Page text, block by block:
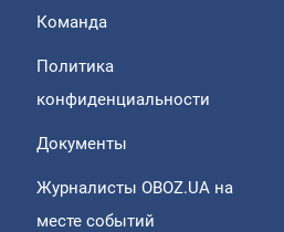
Команда
Политика
конфиденциальности
Документы
Журналисты OBOZ.UA на
месте событий